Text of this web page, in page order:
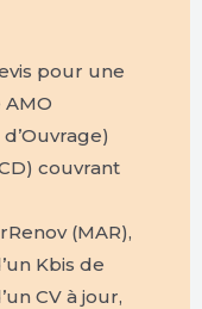
pour une
couvrant
(MAR),
Kbis de
CV à jour,